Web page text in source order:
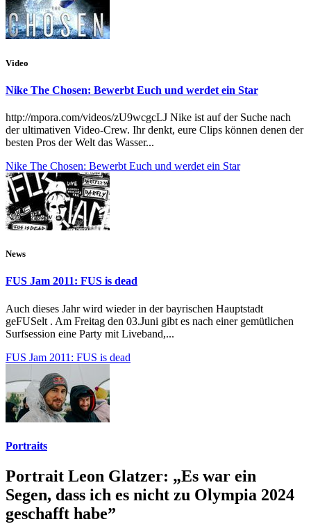
Video
Nike The Chosen: Bewerbt Euch und werdet ein Star
http://mpora.com/videos/zU9wcgcLJ Nike ist auf der Suche nach
der ultimativen Video-Crew. Ihr denkt, eure Clips können denen der
besten Pros der Welt das Wasser...
Nike The Chosen: Bewerbt Euch und werdet ein Star
News
FUS Jam 2011: FUS is dead
Auch dieses Jahr wird wieder in der bayrischen Hauptstadt
geFUSelt . Am Freitag den 03.Juni gibt es nach einer gemütlichen
Surfsession eine Party mit Liveband,...
FUS Jam 2011: FUS is dead
Portraits
Portrait Leon Glatzer: „Es war ein
Segen, dass ich es nicht zu Olympia 2024
geschafft habe”